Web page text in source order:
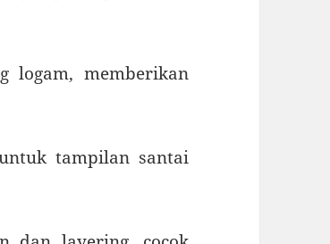
logam, memberikan
tampilan santai